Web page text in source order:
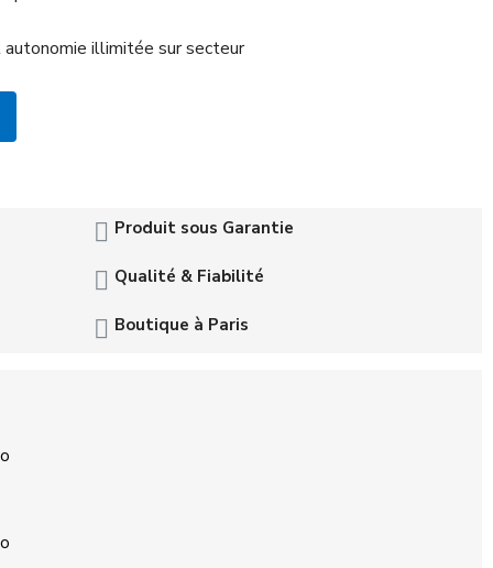
illimitée sur secteur
Produit sous Garantie
Qualité & Fiabilité
Boutique à Paris